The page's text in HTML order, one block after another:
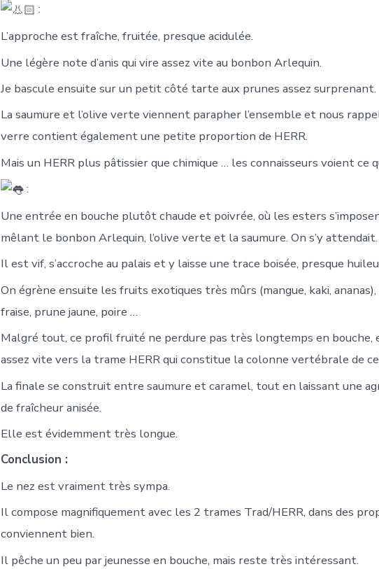
:
L’approche est fraîche, fruitée, presque acidulée.
Une légère note d’anis qui vire assez vite au bonbon Arlequin.
Je bascule ensuite sur un petit côté tarte aux prunes assez surprenant.
La saumure et l’olive verte viennent parapher l’ensemble et nous
verre contient également une petite proportion de HERR.
Mais un HERR plus pâtissier que chimique … les connaisseurs voient ce
:
Une entrée en bouche plutôt chaude et poivrée, où les esters
mêlant le bonbon Arlequin, l’olive verte et la saumure. On s’y attendait.
Il est vif, s’accroche au palais et y laisse une trace boisée, presque
On égrène ensuite les fruits exotiques très mûrs (mangue, kaki,
fraise, prune jaune, poire …
Malgré tout, ce profil fruité ne perdure pas très longtemps en bouche,
assez vite vers la trame HERR qui constitue la colonne vertébrale de
La finale se construit entre saumure et caramel, tout en laissant une
de fraîcheur anisée.
Elle est évidemment très longue.
Conclusion :
Le nez est vraiment très sympa.
Il compose magnifiquement avec les 2 trames Trad/HERR, dans des
conviennent bien.
Il pêche un peu par jeunesse en bouche, mais reste très intéressant.